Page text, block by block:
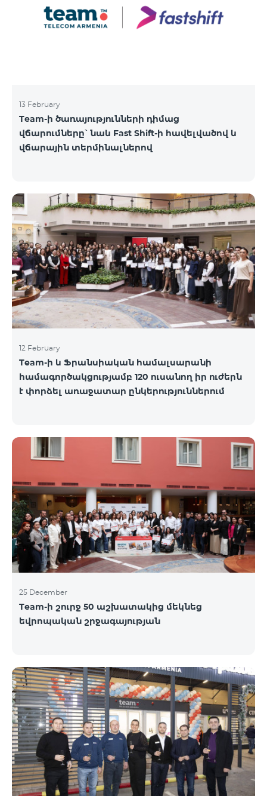
13 February
Team-ի ծառայությունների դիմաց
վճարումները՝ նաև Fast Shift-ի հավելվածով և
վճարային տերմինալներով
12 February
Team-ի և Ֆրանսիական համալսարանի
համագործակցությամբ 120 ուսանող իր ուժերն
է փորձել առաջատար ընկերություններում
25 December
Team-ի շուրջ 50 աշխատակից մեկնեց
եվրոպական շրջագայության